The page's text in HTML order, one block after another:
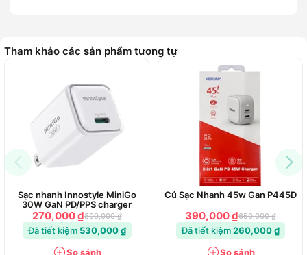
Sạc mọi thứ
Được nâng cấp với công suất đầu ra 30W nên giờ đây bạn
có thể sạc tai nghe, điện thoại, máy tính bảng và thậm chí cả
Tham khảo các sản phẩm tương tự
Sạc nhanh Innostyle MiniGo
30W GaN PD/PPS charger
270,000 ₫800,000 ₫
Đã tiết kiệm 530,000 ₫
So sánh
Củ Sạc Nhanh 45w Gan P445D
390,000 ₫650,000 ₫
Đã tiết kiệm260,000 ₫
So sánh